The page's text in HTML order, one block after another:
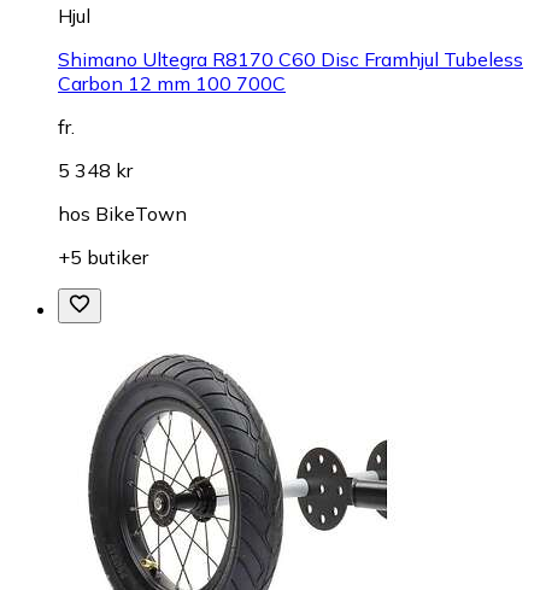
Hjul
Shimano Ultegra R8170 C60 Disc Framhjul Tubeless
Carbon 12 mm 100 700C
fr.
5 348 kr
hos BikeTown
+5 butiker